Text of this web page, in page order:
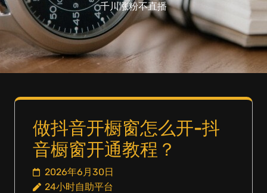
千川涨粉不直播
做抖音开橱窗怎么开-抖
音橱窗开通教程？
2026年6月30日
24小时自助平台